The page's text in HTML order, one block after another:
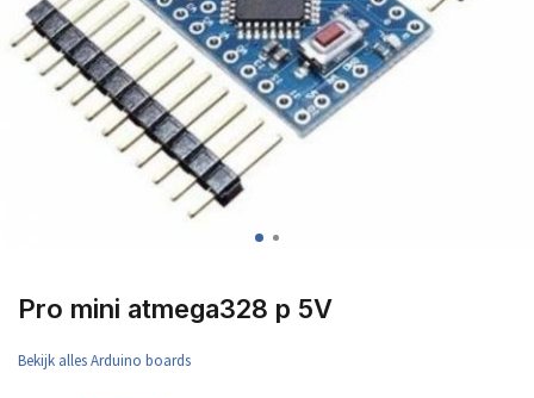
Pro mini atmega328 p 5V
Bekijk alles Arduino boards